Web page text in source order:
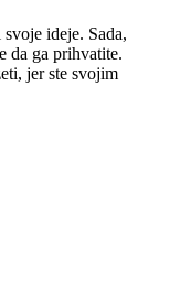
ideje. Sada,
da ga prihvatite.
jer ste svojim